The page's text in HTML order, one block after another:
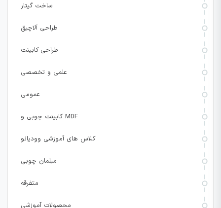
ساخت گیتار
طراحی آلاچیق
طراحی کابینت
علمی و تخصصی
عمومی
کابینت چوبی و MDF
کلاس های آموزشی وودیانو
مبلمان چوبی
متفرقه
محصولات آموزشی